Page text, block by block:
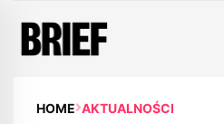
HOME AKTUALNOŚCI